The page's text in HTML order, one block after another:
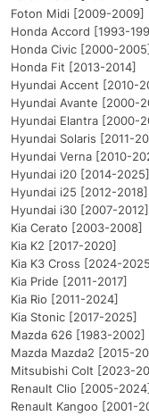
Foton Midi [2009-2009]
Honda Accord [1993-
Honda Civic [2000-2005]
Honda Fit [2013-2014]
Hyundai Accent [2010-
Hyundai Avante [2000-
Hyundai Elantra [2000-
Hyundai Solaris [2011-
Hyundai Verna [2010-
Hyundai i20 [2014-2025]
Hyundai i25 [2012-2018]
Hyundai i30 [2007-2012]
Kia Cerato [2003-2008]
Kia K2 [2017-2020]
Kia K3 Cross [2024-
Kia Pride [2011-2017]
Kia Rio [2011-2024]
Kia Stonic [2017-2025]
Mazda 626 [1983-2002]
Mazda Mazda2 [2015-
Mitsubishi Colt [2023-
Renault Clio [2005-2024]
Renault Kangoo [2001-